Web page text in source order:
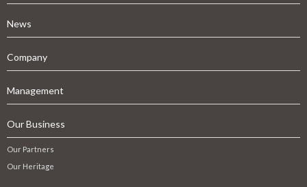
News
Company
Management
Our Business
Our Partners
Our Heritage